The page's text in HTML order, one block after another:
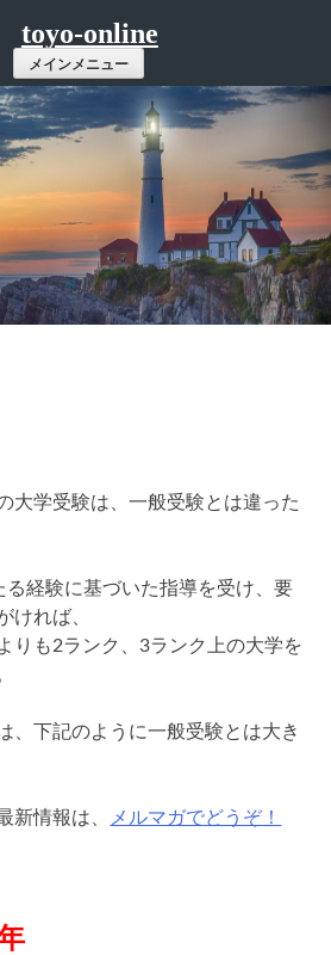
toyo-online
メインメニュー
大学受験は、一般受験とは違った
る経験に基づいた指導を受け、要
ければ、
りも2ランク、3ランク上の大学を
、下記のように一般受験とは大き
新情報は、 メルマガでどうぞ！